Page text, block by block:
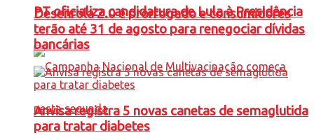
PT oficializa candidatura de Lula à Presidência
Desenrola 2.0 é prorrogado e consumidores
terão até 31 de agosto para renegociar dívidas
bancárias
Anvisa registra 5 novas canetas de semaglutida
para tratar diabetes